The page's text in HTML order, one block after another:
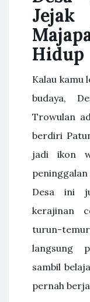
Hidup
Kalau kamu
budaya,
Trowulan
berdiri
jadi ikon
Desa ini
kerajinan
turun-
langsung
sambil
pernah